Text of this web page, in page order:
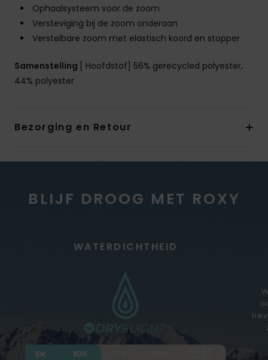
Ophaalsysteem voor de zoom
Versteviging bij de zoom onderaan
Verstelbare zoom met elastisch koord en stopper
Samenstelling
[ Hoofdstof] 56% gerecycled polyester,
44% polyester
Bezorging en Retour
BLIJF DROOG MET ROXY
WATERDICHTHEID